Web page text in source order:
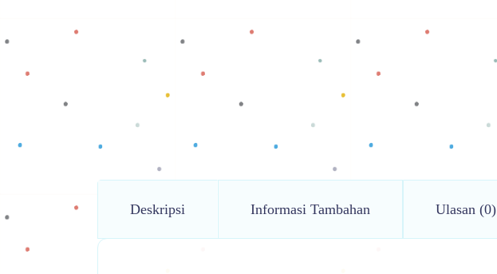
Deskripsi Informasi Tambahan Ulasan (0)